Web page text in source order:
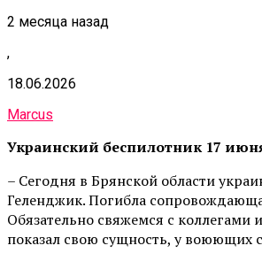
2 месяца назад
,
18.06.2026
Marcus
Украинский беспилотник 17
– Сегодня в Брянской области
Геленджик. Погибла
Обязательно свяжемся с
показал свою сущность, у воюющих